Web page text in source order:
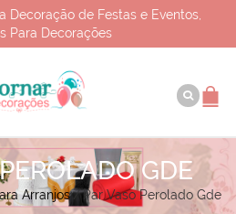
Decoração de Festas e Eventos,
Para Decorações
GDE
Arranjos/Par Vaso Perolado Gde